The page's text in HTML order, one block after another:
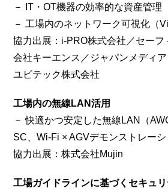
－ IT・OT機器の効率的な資産管理
－ 工場内のネットワーク可視化（
協力出展：i-PRO株式会社／セーフ
会社キーエンス／ジャパンメディ
ユビテック株式会社
工場内の無線LAN活用
－ 快適かつ安定した無線LAN（
SC、Wi-Fi × AGVデモンストレーシ
協力出展：株式会社Mujin
工場ガイドラインに基づくセキュ